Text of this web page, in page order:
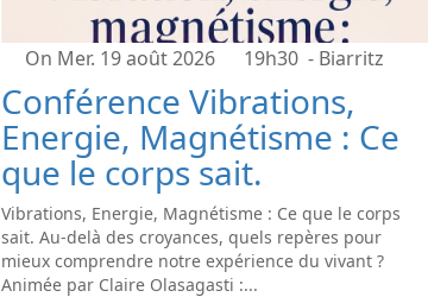
On Mer. 19 août 2026 19h30 - Biarritz
Conférence Vibrations,
Energie, Magnétisme : Ce
que le corps sait.
Vibrations, Energie, Magnétisme : Ce que le corps
sait. Au-delà des croyances, quels repères pour
mieux comprendre notre expérience du vivant ?
Animée par Claire Olasagasti :...